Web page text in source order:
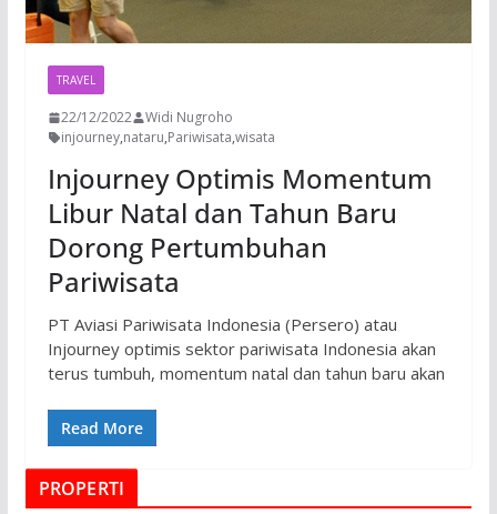
TRAVEL
22/12/2022
Widi Nugroho
injourney,nataru,Pariwisata,wisata
Injourney Optimis Momentum
Libur Natal dan Tahun Baru
Dorong Pertumbuhan
Pariwisata
PT Aviasi Pariwisata Indonesia (Persero) atau
Injourney optimis sektor pariwisata Indonesia akan
terus tumbuh, momentum natal dan tahun baru akan
Read More
PROPERTI